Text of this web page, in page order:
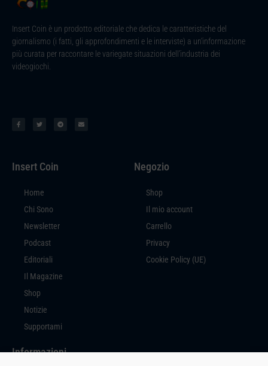
Insert Coin è un prodotto editoriale che dedica le caratteristiche del
giornalismo (i fatti, gli approfondimenti e le interviste) a un’informazione
più curata per raccontare le variegate situazioni dell’industria dei
videogiochi.
Insert Coin
Home
Chi Sono
Newsletter
Podcast
Editoriali
Il Magazine
Shop
Notizie
Supportami
Negozio
Shop
Il mio account
Carrello
Privacy
Cookie Policy (UE)
Informazioni